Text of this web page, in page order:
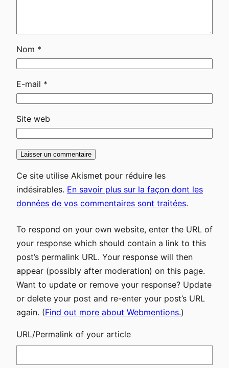
Nom *
E-mail *
Site web
Ce site utilise Akismet pour réduire les
indésirables. En savoir plus sur la façon dont les
données de vos commentaires sont traitées.
To respond on your own website, enter the URL of
your response which should contain a link to this
post’s permalink URL. Your response will then
appear (possibly after moderation) on this page.
Want to update or remove your response? Update
or delete your post and re-enter your post’s URL
again. (Find out more about Webmentions.)
URL/Permalink of your article